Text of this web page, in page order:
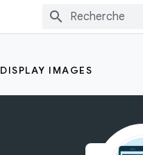
DISPLAY IMAGES